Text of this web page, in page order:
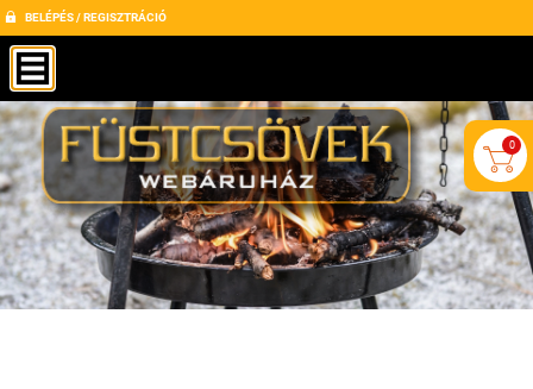
BELÉPÉS / REGISZTRÁCIÓ
0